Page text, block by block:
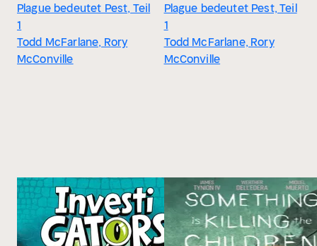
Plague bedeutet Pest, Teil
1
Todd McFarlane, Rory
McConville
Plague bedeutet Pest, Teil
1
Todd McFarlane, Rory
McConville